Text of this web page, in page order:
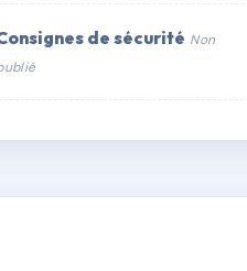
de sécurité Non